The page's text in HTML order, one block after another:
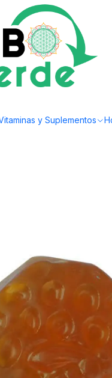
y Suplementos
provincia de Santiago
Piel Jabón en barra